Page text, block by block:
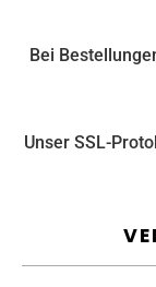
Bei
Unser SSL-